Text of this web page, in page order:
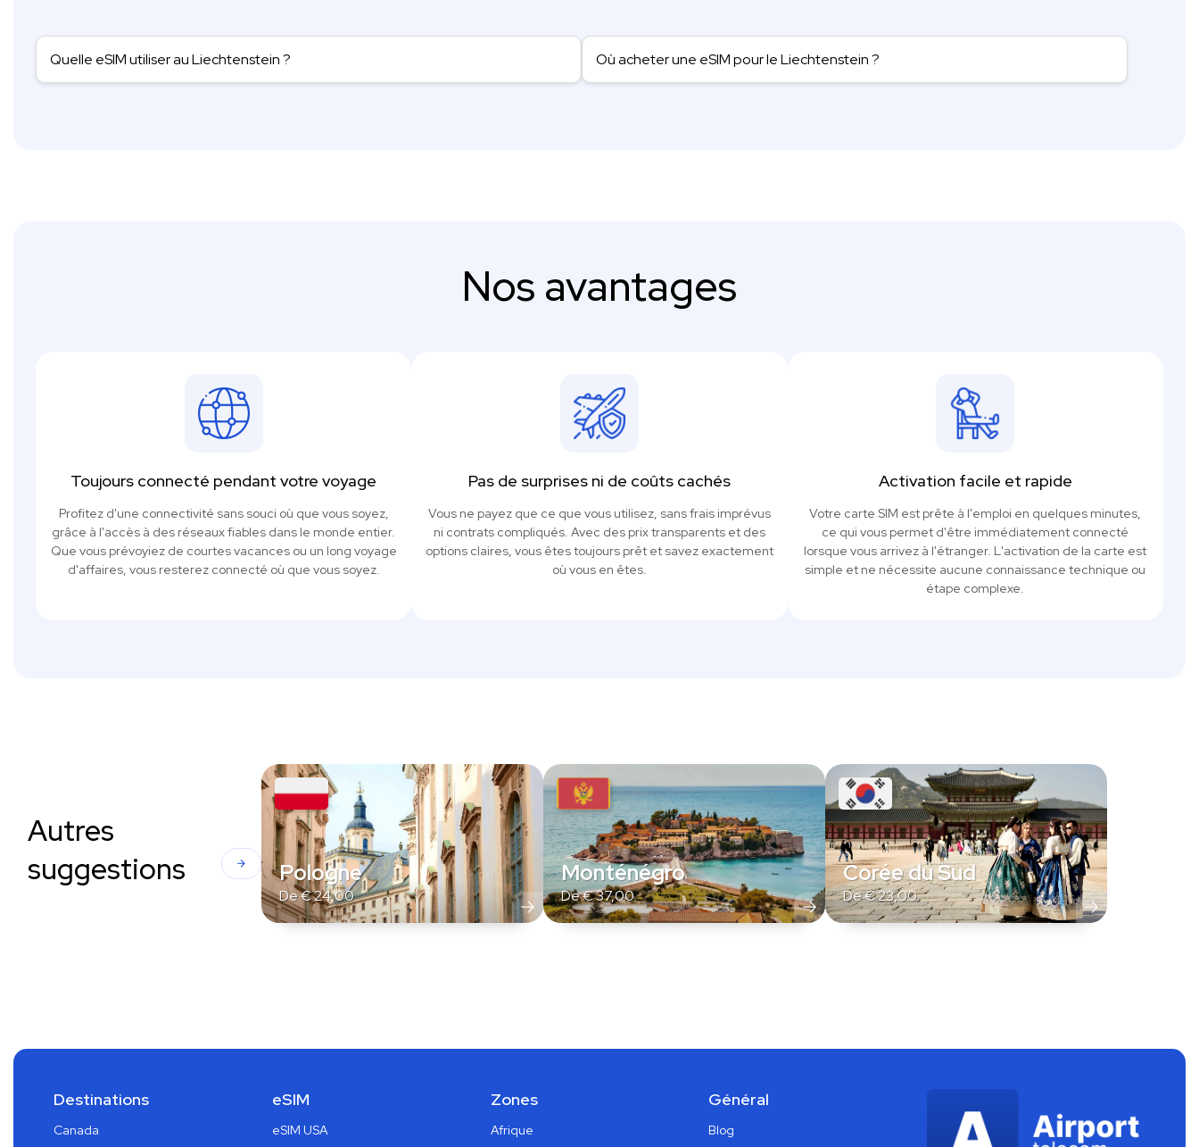
Quelle eSIM utiliser au Liechtenstein ? Où acheter une eSIM pour le Liechtenstein ?
Nos avantages
Toujours connecté pendant votre voyage
Profitez d'une connectivité sans souci où que vous soyez,
grâce à l'accès à des réseaux fiables dans le monde entier.
Que vous prévoyiez de courtes vacances ou un long voyage
d'affaires, vous resterez connecté où que vous soyez.
Pas de surprises ni de coûts cachés
Vous ne payez que ce que vous utilisez, sans frais imprévus
ni contrats compliqués. Avec des prix transparents et des
options claires, vous êtes toujours prêt et savez exactement
où vous en êtes.
Activation facile et rapide
Votre carte SIM est prête à l'emploi en quelques minutes,
ce qui vous permet d'être immédiatement connecté
lorsque vous arrivez à l'étranger. L'activation de la carte est
simple et ne nécessite aucune connaissance technique ou
étape complexe.
Autres
suggestions
Pologne
De€24,00
Monténégro
De€37,00
Corée du Sud
De€23,00
Destinations
Canada
eSIM
eSIM USA
Zones
Afrique
Général
Blog